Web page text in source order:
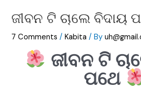
ଜୀବନ ଟି ଚାଲେ ବିଦାୟ
7 Comments /Kabita / By
ଜୀବନ ଟି
ପଥେ